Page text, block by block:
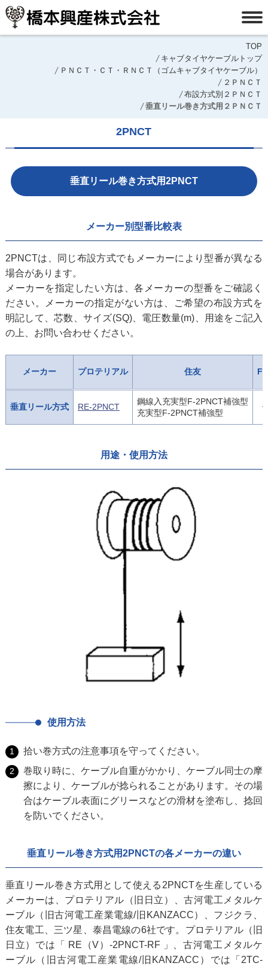
TOP
キャブタイヤケーブルトップ
ＰＮＣＴ・ＣＴ・ＲＮＣＴ（ゴムキャブタイヤケーブル）
２ＰＮＣＴ
布設方式別２ＰＮＣＴ
垂直リール巻き方式用２ＰＮＣＴ
2PNCT
垂直リール巻き方式用2PNCT
メーカー別型番比較表
2PNCTは、同じ布設方式でもメーカーにより型番が異なる
場合があります。
メーカーを指定したい方は、各メーカーの型番をご確認く
ださい。メーカーの指定がない方は、ご希望の布設方式を
明記して、芯数、サイズ(SQ)、電圧数量(m)、用途をご記入
の上、お問い合わせください。
メーカー プロテリアル 住友
垂直リール方式 RE-2PNCT
鋼線入充実型F-2PNCT補強型
充実型F-2PNCT補強型
用途・使用方法
使用方法
拾い巻方式の注意事項を守ってください。
巻取り時に、ケーブル自重がかかり、ケーブル同士の摩
擦により、ケーブルが捻られることがあります。その場
合はケーブル表面にグリースなどの滑材を塗布し、捻回
を防いでください。
垂直リール巻き方式用2PNCTの各メーカーの違い
垂直リール巻き方式用として使える2PNCTを生産している
メーカーは、プロテリアル（旧日立）、古河電工メタルケ
ーブル（旧古河電工産業電線/旧KANZACC）、フジクラ、
住友電工、三ツ星、泰昌電線の6社です。プロテリアル（旧
日立）では「 RE（V）-2PNCT-RF 」、古河電工メタルケ
ーブル（旧古河電工産業電線/旧KANZACC）では「2TC-